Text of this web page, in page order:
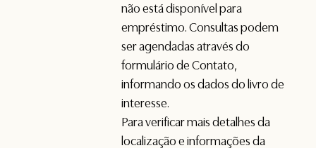
não está disponível para
empréstimo. Consultas podem
ser agendadas através do
formulário deContato,
informando os dados do livro de
interesse.
Para verificar mais detalhes da
localização e informações da